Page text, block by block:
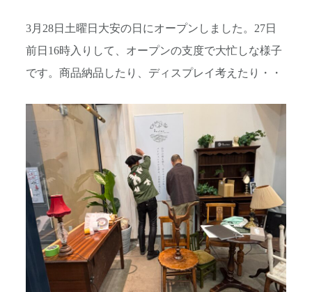
3月28日土曜日大安の日にオープンしました。27日
前日16時入りして、オープンの支度で大忙しな様子
です。商品納品したり、ディスプレイ考えたり・・